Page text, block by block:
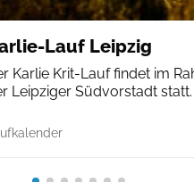
Lauf Leipzig
Karlie Krit-Lauf findet im
Leipziger Südvorstadt statt.